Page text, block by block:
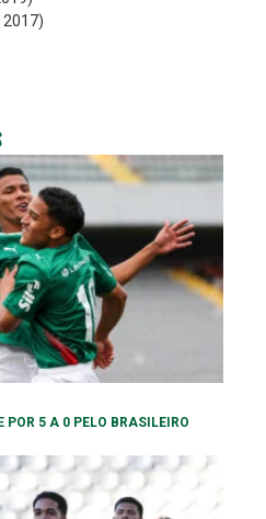
2017)
POR 5 A 0 PELO BRASILEIRO